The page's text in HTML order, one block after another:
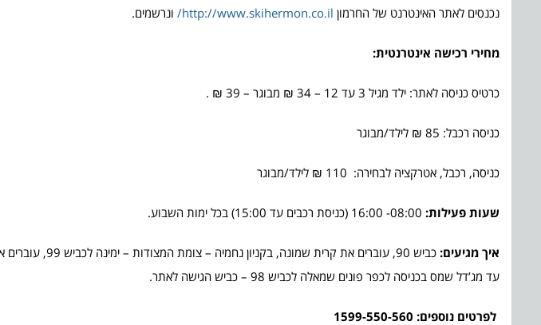
נכנסים לאתר האינטרנט של החרמון http://www.skihermon.co.il/ ונרשמים.
מחירי רכישה אינטרנטית:
כרטיס כניסה לאתר: ילד מגיל 3 עד 12 – 34 ₪ מבוגר – 39 ₪ .
כניסה רכבל: 85 ₪ לילד/מבוגר
כניסה, רכבל, אטרקציה לבחירה: 110 ₪ לילד/מבוגר
שעות פעילות:
איך מגיעים:
עד מג’דל שמס בכניסה לכפר פונים שמאלה לכביש 98 – כביש הגישה לאתר.
לפרטים נוספים: 1599-550-560